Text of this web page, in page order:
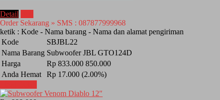
Detail
Order Sekarang » SMS : 087877999968
ketik : Kode - Nama barang - Nama dan alamat pengiriman
Kode
SBJBL22
Nama Barang Subwoofer JBL GTO124D
Harga
Rp 833.000 850.000
Anda Hemat
Rp 17.000 (2.00%)